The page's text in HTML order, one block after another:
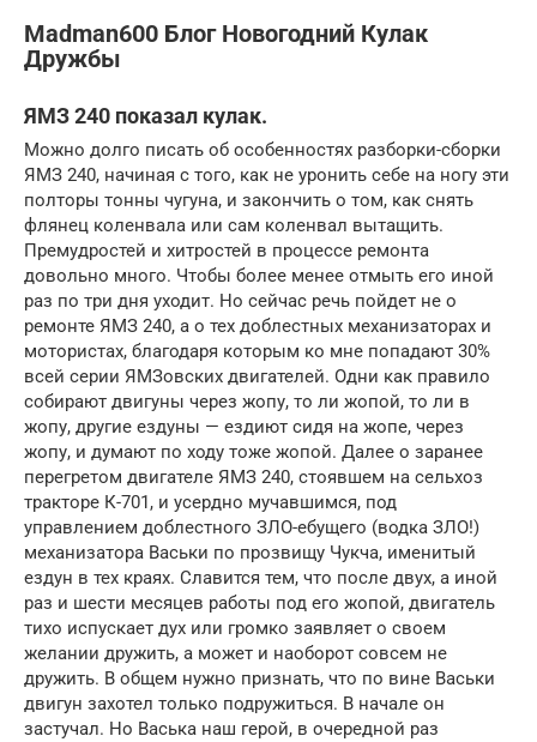
Madman600 Блог Новогодний Кулак
Дружбы
ЯМЗ 240 показал кулак.
Можно долго писать об особенностях разборки-сборки
ЯМЗ 240, начиная с того, как не уронить себе на ногу эти
полторы тонны чугуна, и закончить о том, как снять
флянец коленвала или сам коленвал вытащить.
Премудростей и хитростей в процессе ремонта
довольно много. Чтобы более менее отмыть его иной
раз по три дня уходит. Но сейчас речь пойдет не о
ремонте ЯМЗ 240, а о тех доблестных механизаторах и
мотористах, благодаря которым ко мне попадают 30%
всей серии ЯМЗовских двигателей. Одни как правило
собирают двигуны через жопу, то ли жопой, то ли в
жопу, другие ездуны — ездиют сидя на жопе, через
жопу, и думают по ходу тоже жопой. Далее о заранее
перегретом двигателе ЯМЗ 240, стоявшем на сельхоз
тракторе К-701, и усердно мучавшимся, под
управлением доблестного ЗЛО-ебущего (водка ЗЛО!)
механизатора Васьки по прозвищу Чукча, именитый
ездун в тех краях. Славится тем, что после двух, а иной
раз и шести месяцев работы под его жопой, двигатель
тихо испускает дух или громко заявляет о своем
желании дружить, а может и наоборот совсем не
дружить. В общем нужно признать, что по вине Васьки
двигун захотел только подружиться. В начале он
застучал. Но Васька наш герой, в очередной раз